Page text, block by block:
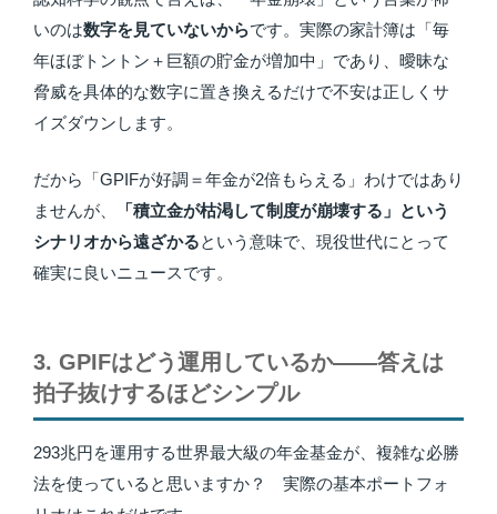
いのは数字を見ていないからです。実際の家計簿は「毎
年ほぼトントン＋巨額の貯金が増加中」であり、曖昧な
脅威を具体的な数字に置き換えるだけで不安は正しくサ
イズダウンします。
だから「GPIFが好調＝年金が2倍もらえる」わけではあり
ませんが、
「積立金が枯渇して制度が崩壊する」という
シナリオから遠ざかるという意味で、現役世代にとって
確実に良いニュースです。
3. GPIFはどう運用しているか——答えは
拍子抜けするほどシンプル
293兆円を運用する世界最大級の年金基金が、複雑な必勝
法を使っていると思いますか？ 実際の基本ポートフォ